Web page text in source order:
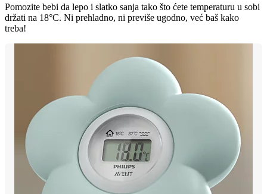
Pomozite bebi da lepo i slatko sanja tako što ćete temperaturu u sobi
držati na 18°C. Ni prehladno, ni previše ugodno, već baš kako
treba!